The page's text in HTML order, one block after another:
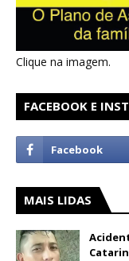
Clique na imagem.
FACEBOOK E
MAIS LIDAS